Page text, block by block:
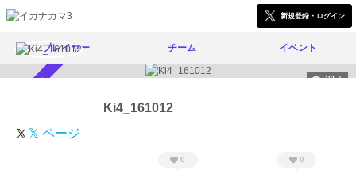
新規登録・ログイン
プレイヤー チーム イベント
217
Ki4_161012
𝕏 ページ
0 0